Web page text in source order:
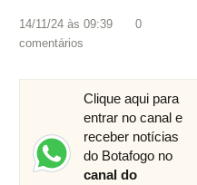
14/11/24 às 09:39
0
comentários
Clique aqui para
entrar no canal e
receber notícias
do Botafogo no
canal do